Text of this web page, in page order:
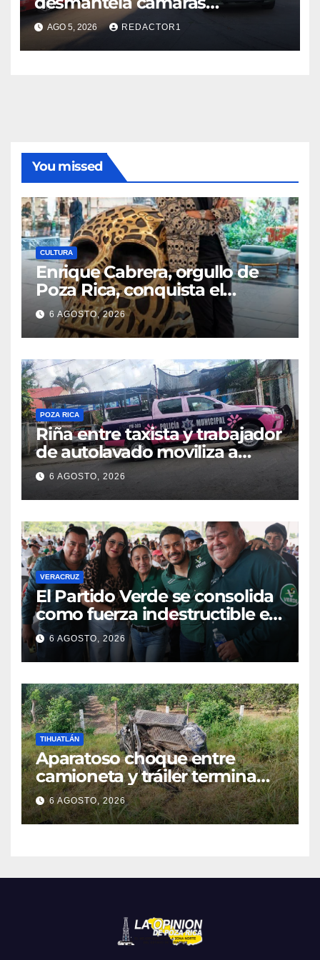
presuntamente irregulares en
Poza Rica; fuerzas federales y
estatales refuerzan vigilancia
AGO 5, 2026 REDACTOR1
You missed
CULTURA
Enrique Cabrera, orgullo de
Poza Rica, conquista el
mundo con su arte
6 AGOSTO, 2026
POZA RICA
Riña entre taxista y trabajador
de autolavado moviliza a
policías en Poza Rica
6 AGOSTO, 2026
VERACRUZ
​El Partido Verde se consolida
como fuerza indestructible en
la zona norte de Veracruz
6 AGOSTO, 2026
TIHUATLÁN
Aparatoso choque entre
camioneta y tráiler termina
con ambas unidades fuera de
la carretera en Tihuatlán
6 AGOSTO, 2026